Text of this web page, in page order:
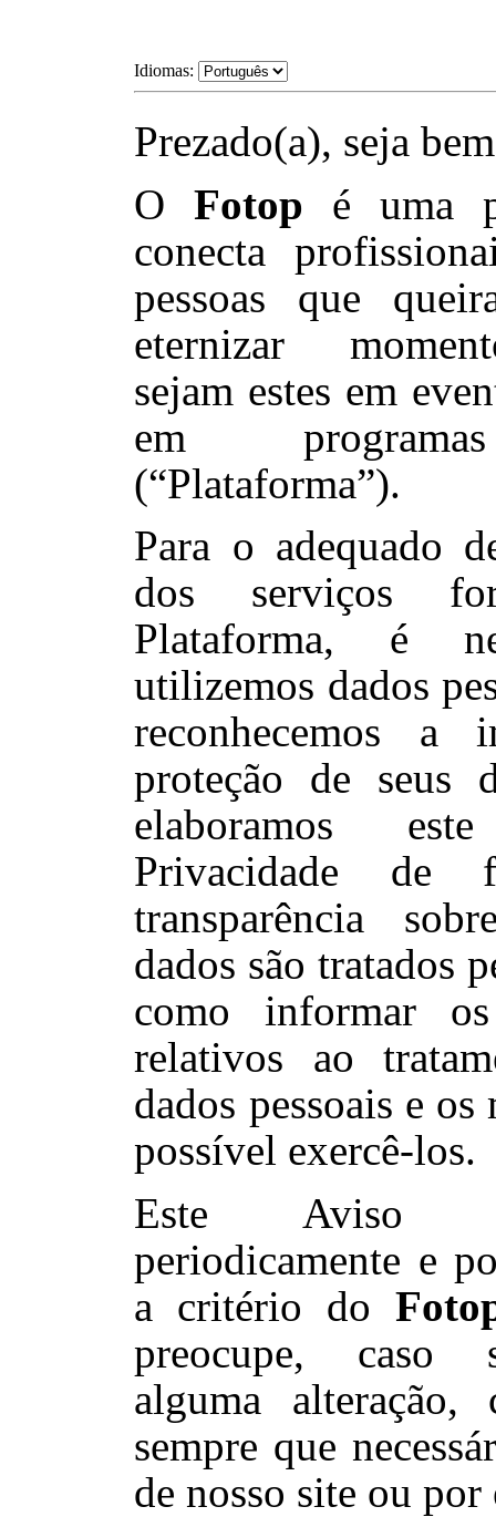
Idiomas:
Prezado(a), seja
O
Fotop é uma
conecta
pessoas que
eternizar
sejam estes em
em
(“Plataforma”).
Para o adequado
dos serviços
Plataforma, é
utilizemos dados
reconhecemos a
proteção de seus
elaboramos
Privacidade de
transparência
dados são tratados
como informar
relativos ao
dados pessoais e
possível exercê-los.
Este Aviso
periodicamente e
a critério do
preocupe, caso
alguma alteração,
sempre que
de nosso site ou